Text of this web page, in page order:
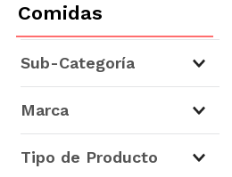
Comidas
Sub-Categoría
Marca
Tipo de Producto